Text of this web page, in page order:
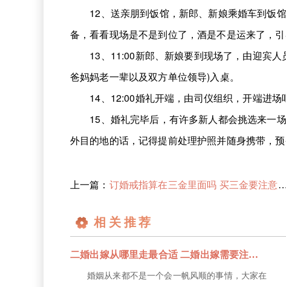
12、送亲朋到饭馆，新郎、新娘乘婚车到饭
备，看看现场是不是到位了，酒是不是运来了，引
13、11:00新郎、新娘要到现场了，由迎宾人
爸妈妈老一辈以及双方单位领导)入桌。
14、12:00婚礼开端，由司仪组织，开端进场
15、婚礼完毕后，有许多新人都会挑选来一
外目的地的话，记得提前处理护照并随身携带，
上一篇： 订婚戒指算在三金里面吗 买三金要注意什么
相关推荐
二婚出嫁从哪里走最合适 二婚出嫁需要注意哪些事项
婚姻从来都不是一个会一帆风顺的事情，大家在